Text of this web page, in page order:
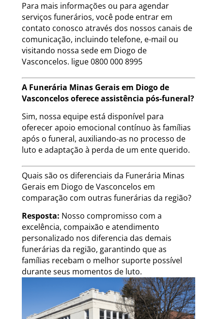
Para mais informações ou para agendar
serviços funerários, você pode entrar em
contato conosco através dos nossos canais de
comunicação, incluindo telefone, e-mail ou
visitando nossa sede em Diogo de
Vasconcelos. ligue 0800 000 8995
A Funerária Minas Gerais em Diogo de
Vasconcelos oferece assistência pós-funeral?
Sim, nossa equipe está disponível para
oferecer apoio emocional contínuo às famílias
após o funeral, auxiliando-as no processo de
luto e adaptação à perda de um ente querido.
Quais são os diferenciais da Funerária Minas
Gerais em Diogo de Vasconcelos em
comparação com outras funerárias da região?
Resposta: Nosso compromisso com a
excelência, compaixão e atendimento
personalizado nos diferencia das demais
funerárias da região, garantindo que as
famílias recebam o melhor suporte possível
durante seus momentos de luto.